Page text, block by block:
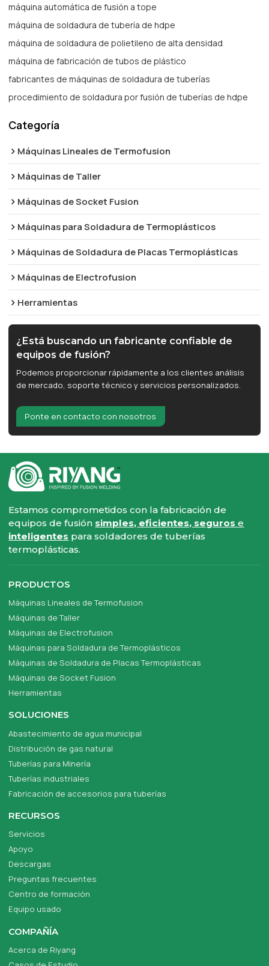
máquina automática de fusión a tope
máquina de soldadura de tubería de hdpe
máquina de soldadura de polietileno de alta densidad
máquina de fabricación de tubos de plástico
fabricantes de máquinas de soldadura de tuberías
procedimiento de soldadura por fusión de tuberías de hdpe
Categoría
Máquinas Lineales de Termofusion
Máquinas de Taller
Máquinas de Socket Fusion
Máquinas para Soldadura de Termoplásticos
Máquinas de Soldadura de Placas Termoplásticas
Máquinas de Electrofusion
Herramientas
¿Está buscando un fabricante confiable de
equipos de fusión?
Podemos proporcionar rápidamente a los clientes análisis
de mercado, soporte técnico y servicios personalizados.
Ponte en contacto con nosotros
Estamos comprometidos con la fabricación de
equipos de fusión simples, eficientes, segurose
inteligentes para soldadores de tuberías
termoplásticas.
PRODUCTOS
Máquinas Lineales de Termofusion
Máquinas de Taller
Máquinas de Electrofusion
Máquinas para Soldadura de Termoplásticos
Máquinas de Soldadura de Placas Termoplásticas
Máquinas de Socket Fusion
Herramientas
SOLUCIONES
Abastecimiento de agua municipal
Distribución de gas natural
Tuberías para Minería
Tuberías industriales
Fabricación de accesorios para tuberías
RECURSOS
Servicios
Apoyo
Descargas
Preguntas frecuentes
Centro de formación
Equipo usado
COMPAÑÍA
Acerca de Riyang